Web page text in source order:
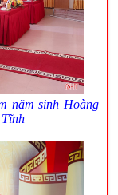
năm sinh Hoàng